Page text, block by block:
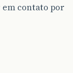
contato por